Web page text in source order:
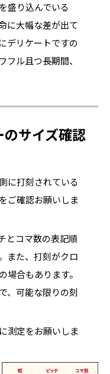
盛り込んでいる
に大幅な差が出て
デリケートですの
ル且つ長期間、
サイズ確認
に打刻されている
ご確認お願いしま
とコマ数の表記順
また、打刻がクロ
場合もあります。
、可能な限りの刻
測定をお願いしま